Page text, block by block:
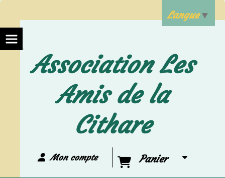
Association Les
Amis de la
Cithare
Mon compte Panier
Langue▼